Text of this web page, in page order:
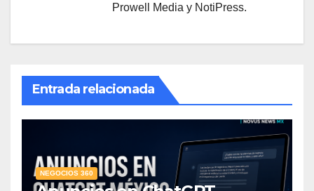
Prowell Media y NotiPress.
Entrada relacionada
NEGOCIOS 360